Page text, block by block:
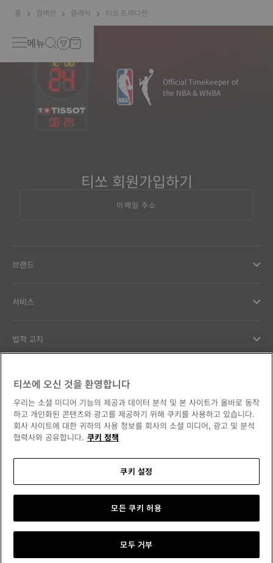
홈 컬렉션 클래식 티쏘 트래디션
메뉴
08:24
Official Timekeeper of
the NBA & WNBA
티쏘 회원가입하기
이메일 주소
브랜드
서비스
법적 고지
우리의 약속
소셜 미디어에서 만나보세요
국가/지역 변경
티쏘에 오신 것을 환영합니다
우리는 소셜 미디어 기능의 제공과 데이터 분석 및 본 사이트가 올바로 동작
하고 개인화된 콘텐츠와 광고를 제공하기 위해 쿠키를 사용하고 있습니다.
회사 사이트에 대한 귀하의 사용 정보를 회사의 소셜 미디어, 광고 및 분석
협력사와 공유합니다. 쿠키 정책
쿠키 설정
모두 거부
모든 쿠키 허용